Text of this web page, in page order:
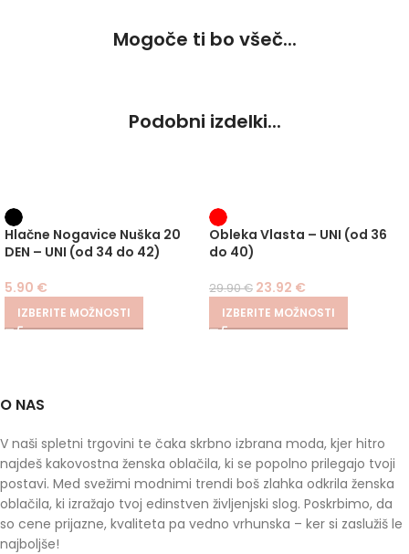
Mogoče ti bo všeč...
Podobni izdelki...
Hlačne Nogavice Nuška 20
DEN – UNI (od 34 do 42)
5.90 €
IZBERITE MOŽNOSTI
-20%
Obleka Vlasta – UNI (od 36
do 40)
29.90€ 23.92 €
IZBERITE MOŽNOSTI
O NAS
V naši spletni trgovini te čaka skrbno izbrana moda, kjer hitro
najdeš kakovostna ženska oblačila, ki se popolno prilegajo tvoji
postavi. Med svežimi modnimi trendi boš zlahka odkrila ženska
oblačila, ki izražajo tvoj edinstven življenjski slog. Poskrbimo, da
so cene prijazne, kvaliteta pa vedno vrhunska – ker si zaslužiš le
najboljše!